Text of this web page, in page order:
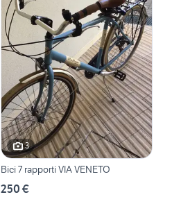
3
Bici 7 rapporti VIA VENETO
250 €